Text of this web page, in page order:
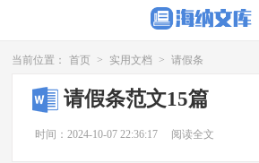
当前位置： 首页 > 实用文档 > 请假条
请假条范文15篇
时间：2024-10-07 22:36:17 阅读全文